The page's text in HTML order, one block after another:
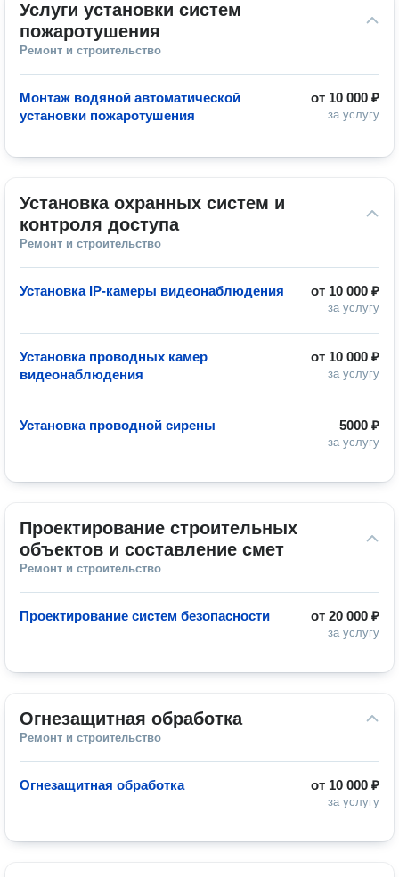
Услуги установки систем
пожаротушения
Ремонт и строительство
от 10 000 ₽
за услугу
Монтаж водяной автоматической
установки пожаротушения
Установка охранных систем и
контроля доступа
Ремонт и строительство
от 10 000 ₽
за услугу
Установка IP-камеры видеонаблюдения
от 10 000 ₽
за услугу
Установка проводных камер
видеонаблюдения
5000 ₽
за услугу
Установка проводной сирены
Проектирование строительных
объектов и составление смет
Ремонт и строительство
от 20 000 ₽
за услугу
Проектирование систем безопасности
Огнезащитная обработка
Ремонт и строительство
от 10 000 ₽
за услугу
Огнезащитная обработка